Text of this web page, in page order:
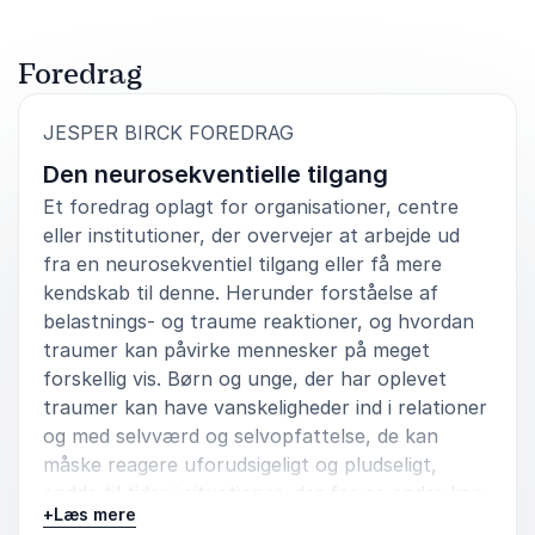
Foredrag
JESPER BIRCK FOREDRAG
Den neurosekventielle tilgang
Et foredrag oplagt for organisationer, centre
eller institutioner, der overvejer at arbejde ud
fra en neurosekventiel tilgang eller få mere
kendskab til denne. Herunder forståelse af
belastnings- og traume reaktioner, og hvordan
traumer kan påvirke mennesker på meget
forskellig vis. Børn og unge, der har oplevet
traumer kan have vanskeligheder ind i relationer
og med selvværd og selvopfattelse, de kan
måske reagere uforudsigeligt og pludseligt,
endda til tider i situationer, der for os andre kan
synes uproblematiske og nærmest harmløse.
+Læs mere